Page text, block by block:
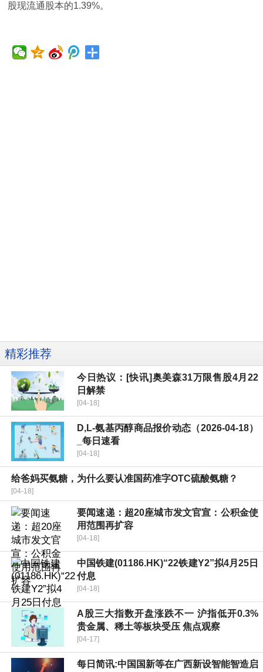
股现流通股本的1.39%。
精彩推荐
今日热议：[快讯]奥美森31万限售股4月22
日解禁
[04-18]
D,L-氨基丙醇商品报价动态（2026-04-18）
_每日速看
[04-18]
给爸妈买氨糖，为什么要认准国药准字OTC硫酸氨糖？
[04-18]
要闻速递：超20座城市发文官宣：公积金使
用范围再扩容
[04-18]
中国铁建(01186.HK)“22铁建Y2”拟4月25日
付息
[04-18]
A股三大指数开盘涨跌不一 沪指低开0.3%
贵金属、稀土等板块受压 焦点观察
[04-17]
每日简讯:中国国新等在广西新设智能智造启